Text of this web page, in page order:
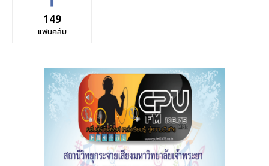
149
แฟนคลับ